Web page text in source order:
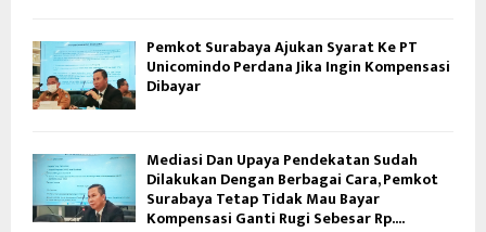
Pemkot Surabaya Ajukan Syarat Ke PT
Unicomindo Perdana Jika Ingin Kompensasi
Dibayar
Mediasi Dan Upaya Pendekatan Sudah
Dilakukan Dengan Berbagai Cara, Pemkot
Surabaya Tetap Tidak Mau Bayar
Kompensasi Ganti Rugi Sebesar Rp....